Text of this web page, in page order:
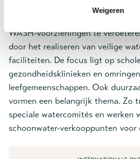
Weigeren
van het toilet,
WASH-voorzieningen te
door het realiseren van veilige
faciliteiten. De focus ligt op
gezondheidsklinieken en
leefgemeenschappen. Ook
vormen een belangrijk thema. Zo
speciale watercomités en werken
schoonwater-verkooppunten voor